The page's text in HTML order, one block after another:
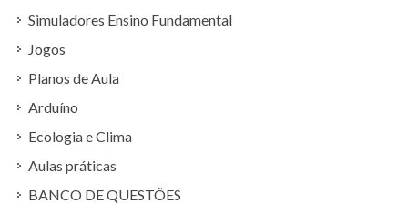
Simuladores Ensino Fundamental
Jogos
Planos de Aula
Arduíno
Ecologia e Clima
Aulas práticas
BANCO DE QUESTÕES